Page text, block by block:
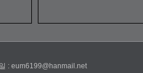
: eum6199@hanmail.net